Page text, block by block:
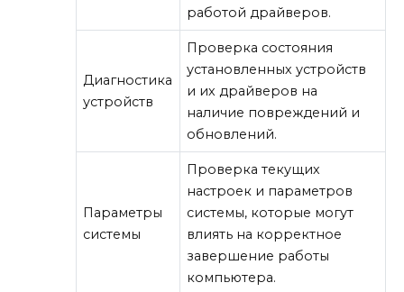
работой драйверов.
Диагностика
устройств
Проверка состояния
установленных устройств
и их драйверов на
наличие повреждений и
обновлений.
Параметры
системы
Проверка текущих
настроек и параметров
системы, которые могут
влиять на корректное
завершение работы
компьютера.